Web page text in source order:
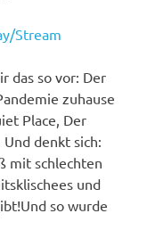
Stream
das so vor: Der
zuhause
Place, Der
denkt sich:
mit schlechten
und
so wurde